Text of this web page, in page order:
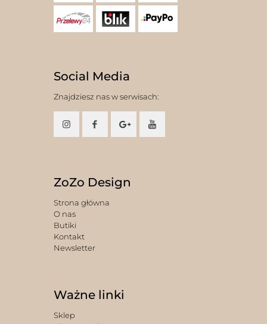
Social Media
Znajdziesz nas w serwisach:
ZoZo Design
Strona główna
O nas
Butiki
Kontakt
Newsletter
Ważne linki
Sklep